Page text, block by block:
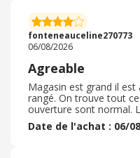
fonteneauceline270773
06/08/2026
Agreable
Magasin est grand il
rangé. On trouve tout
ouverture sont normal.
beaucoup de variétés
également . De très
Date de l'achat : 06/